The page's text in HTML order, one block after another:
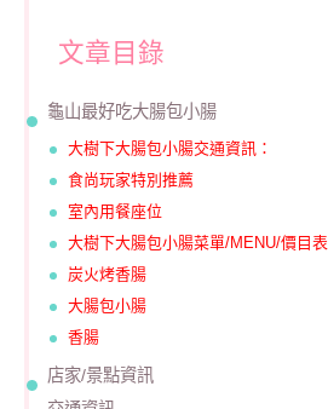
文章目錄
龜山最好吃大腸包小腸
大樹下大腸包小腸交通資訊：
食尚玩家特別推薦
室內用餐座位
大樹下大腸包小腸菜單/MENU/價目表
炭火烤香腸
大腸包小腸
香腸
店家/景點資訊